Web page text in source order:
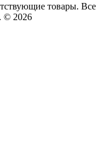
товары. Все
© 2026